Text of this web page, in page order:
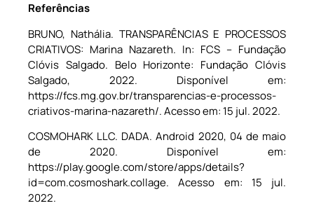
Referências
BRUNO, Nathália. TRANSPARÊNCIAS E PROCESSOS
CRIATIVOS: Marina Nazareth. In: FCS – Fundação
Clóvis Salgado. Belo Horizonte: Fundação Clóvis
Salgado, 2022. Disponível em:
https://fcs.mg.gov.br/transparencias-e-processos-
criativos-marina-nazareth/. Acesso em: 15 jul. 2022.
COSMOHARK LLC. DADA. Android 2020, 04 de maio
de 2020. Disponível em:
https://play.google.com/store/apps/details?
id=com.cosmoshark.collage. Acesso em: 15 jul.
2022.